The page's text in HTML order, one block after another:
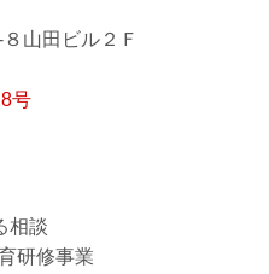
山田ビル２Ｆ
号
相談
研修事業